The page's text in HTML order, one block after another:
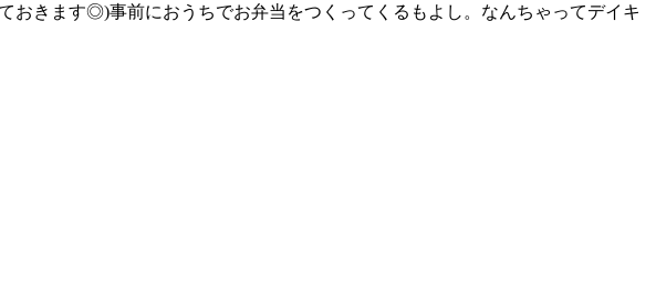
おきます◎)事前におうちでお弁当をつくってくるもよし。なんちゃってデイキ